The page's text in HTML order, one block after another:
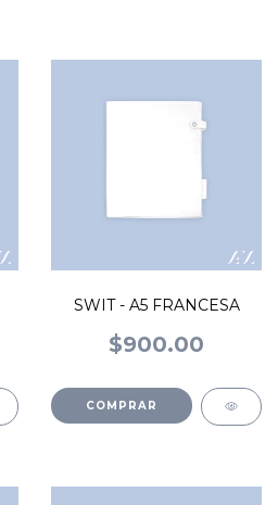
SWIT - A5 FRANCESA
$900.00